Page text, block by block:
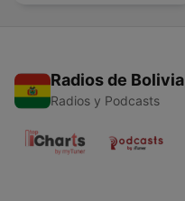
Radios de Bolivia
Radios y Podcasts